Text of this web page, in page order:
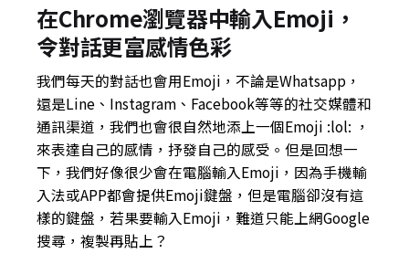
在Chrome瀏覽器中輸入Emoji，
令對話更富感情色彩
我們每天的對話也會用Emoji，不論是Whatsapp，
還是Line、Instagram、Facebook等等的社交媒體和
通訊渠道，我們也會很自然地添上一個Emoji :lol: ，
來表達自己的感情，抒發自己的感受。但是回想一
下，我們好像很少會在電腦輸入Emoji，因為手機輸
入法或APP都會提供Emoji鍵盤，但是電腦卻沒有這
樣的鍵盤，若果要輸入Emoji，難道只能上網Google
搜尋，複製再貼上？